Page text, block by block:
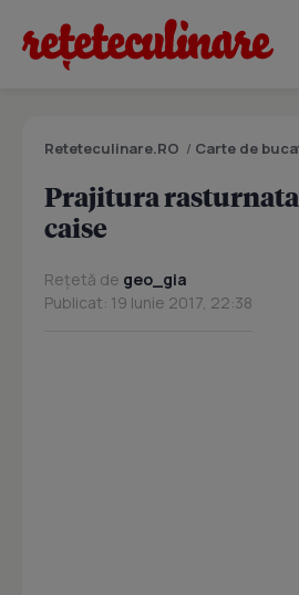
Reteteculinare.RO / Carte de
Prajitura
caise
Rețetă de geo_gia
Publicat: 19 Iunie 2017, 22:38